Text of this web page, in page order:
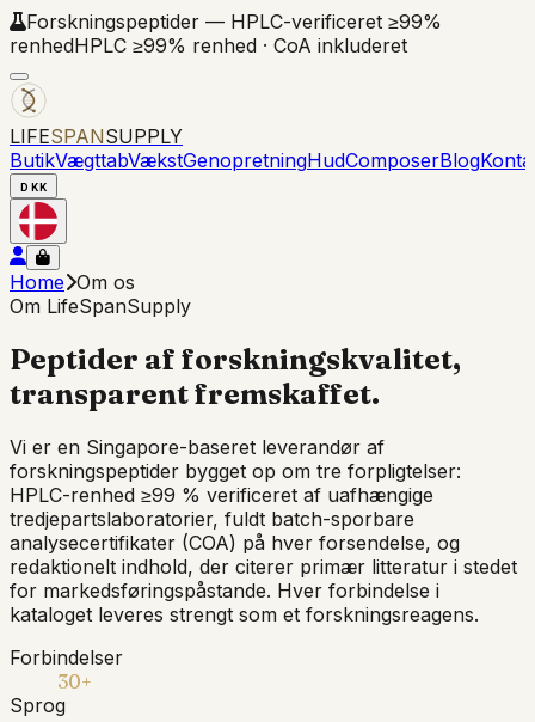
Forskningspeptider — HPLC-verificeret ≥99%
renhedHPLC ≥99% renhed · CoA inkluderet
LIFESPANSUPPLY
ButikVægttabVækstGenopretningHudComposerBlog
DKK
Home Om os
Om LifeSpanSupply
Peptider af forskningskvalitet,
transparent fremskaffet.
Vi er en Singapore-baseret leverandør af
forskningspeptider bygget op om tre forpligtelser:
HPLC-renhed ≥99 % verificeret af uafhængige
tredjepartslaboratorier, fuldt batch-sporbare
analysecertifikater (COA) på hver forsendelse, og
redaktionelt indhold, der citerer primær litteratur i stedet
for markedsføringspåstande. Hver forbindelse i
kataloget leveres strengt som et forskningsreagens.
Forbindelser
30+
Sprog